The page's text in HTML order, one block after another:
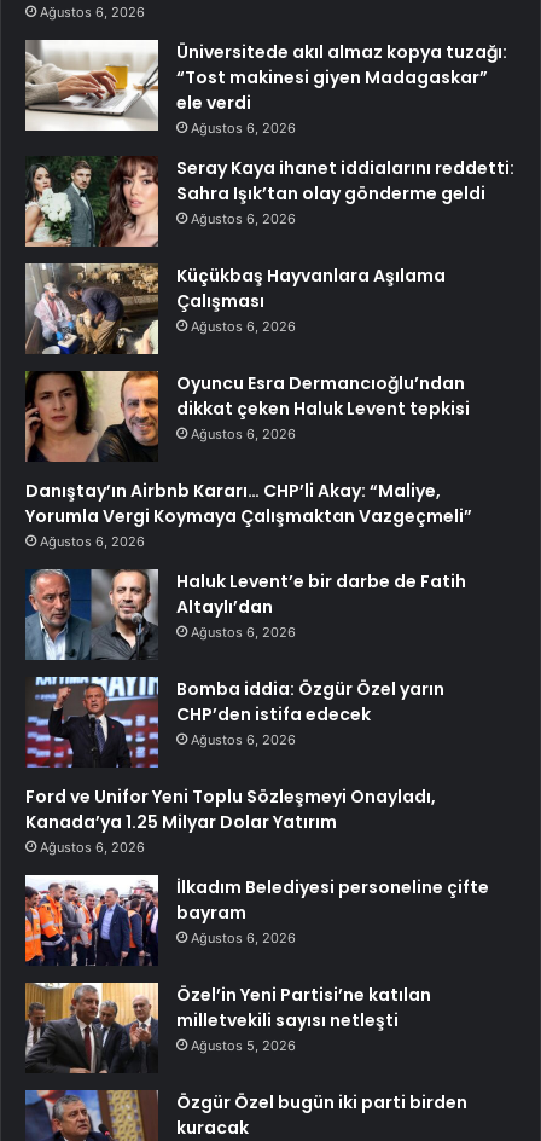
Ağustos 6, 2026
Üniversitede akıl almaz kopya tuzağı:
“Tost makinesi giyen Madagaskar”
ele verdi
Ağustos 6, 2026
Seray Kaya ihanet iddialarını reddetti:
Sahra Işık’tan olay gönderme geldi
Ağustos 6, 2026
Küçükbaş Hayvanlara Aşılama
Çalışması
Ağustos 6, 2026
Oyuncu Esra Dermancıoğlu’ndan
dikkat çeken Haluk Levent tepkisi
Ağustos 6, 2026
Danıştay’ın Airbnb Kararı… CHP’li Akay: “Maliye,
Yorumla Vergi Koymaya Çalışmaktan Vazgeçmeli”
Ağustos 6, 2026
Haluk Levent’e bir darbe de Fatih
Altaylı’dan
Ağustos 6, 2026
Bomba iddia: Özgür Özel yarın
CHP’den istifa edecek
Ağustos 6, 2026
Ford ve Unifor Yeni Toplu Sözleşmeyi Onayladı,
Kanada’ya 1.25 Milyar Dolar Yatırım
Ağustos 6, 2026
İlkadım Belediyesi personeline çifte
bayram
Ağustos 6, 2026
Özel’in Yeni Partisi’ne katılan
milletvekili sayısı netleşti
Ağustos 5, 2026
Özgür Özel bugün iki parti birden
kuracak